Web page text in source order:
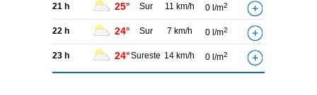
21 h 25° Sur 11 km/h 0 l/m2
22 h 24° Sur 7 km/h 0 l/m2
23 h 24°Sureste 14 km/h 0 l/m2